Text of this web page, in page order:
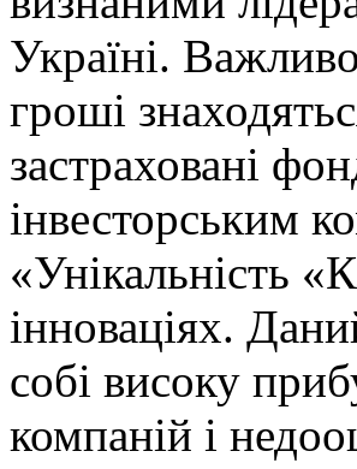
Україні.
гроші
застраховані
інвесторським
«Унікальність
інноваціях.
собі високу
компаній і